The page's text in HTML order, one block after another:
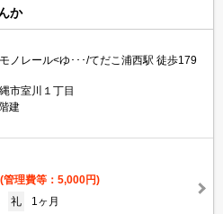
か
ノレール<ゆ･･･/てだこ浦西駅 徒歩179
市室川１丁目
建
(管理費等：5,000円)
礼
1ヶ月